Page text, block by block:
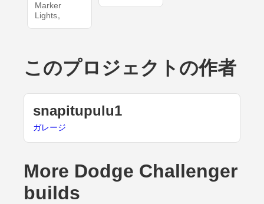
Marker
Lights。
このプロジェクトの作者
snapitupulu1
ガレージ
More Dodge Challenger
builds